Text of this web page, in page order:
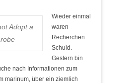
Adopt a
Wieder einmal
waren
Recherchen
Schuld.
Gestern bin
nach Informationen zum
marinum, über ein ziemlich